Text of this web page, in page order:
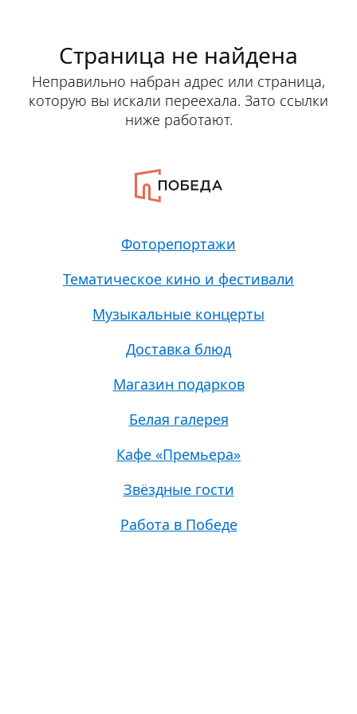
Страница не найдена
Неправильно набран адрес или страница,
которую вы искали переехала. Зато ссылки
ниже работают.
Фоторепортажи
Тематическое кино и фестивали
Музыкальные концерты
Доставка блюд
Магазин подарков
Белая галерея
Кафе «Премьера»
Звёздные гости
Работа в Победе